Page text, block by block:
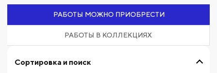
РАБОТЫ МОЖНО ПРИОБРЕСТИ
РАБОТЫ В КОЛЛЕКЦИЯХ
Сортировка и поиск